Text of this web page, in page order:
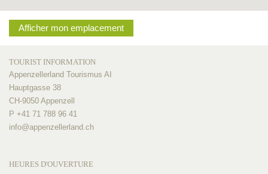
Afficher mon emplacement
TOURIST INFORMATION
Appenzellerland Tourismus AI
Hauptgasse 38
CH-9050 Appenzell
P +41 71 788 96 41
info@appenzellerland.ch
HEURES D'OUVERTURE